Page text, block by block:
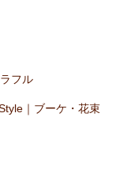
フル
｜ブーケ・花束